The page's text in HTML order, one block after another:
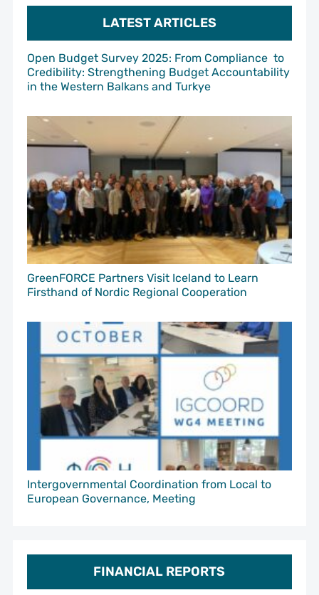
LATEST ARTICLES
Open Budget Survey 2025: From Compliance to
Credibility: Strengthening Budget Accountability
in the Western Balkans and Turkye
GreenFORCE Partners Visit Iceland to Learn
Firsthand of Nordic Regional Cooperation
Intergovernmental Coordination from Local to
European Governance, Meeting
FINANCIAL REPORTS